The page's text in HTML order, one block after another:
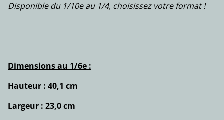
Disponible du 1/10e au 1/4, choisissez votre format !
Dimensions au 1/6e :
Hauteur : 40,1 cm
Largeur : 23,0 cm